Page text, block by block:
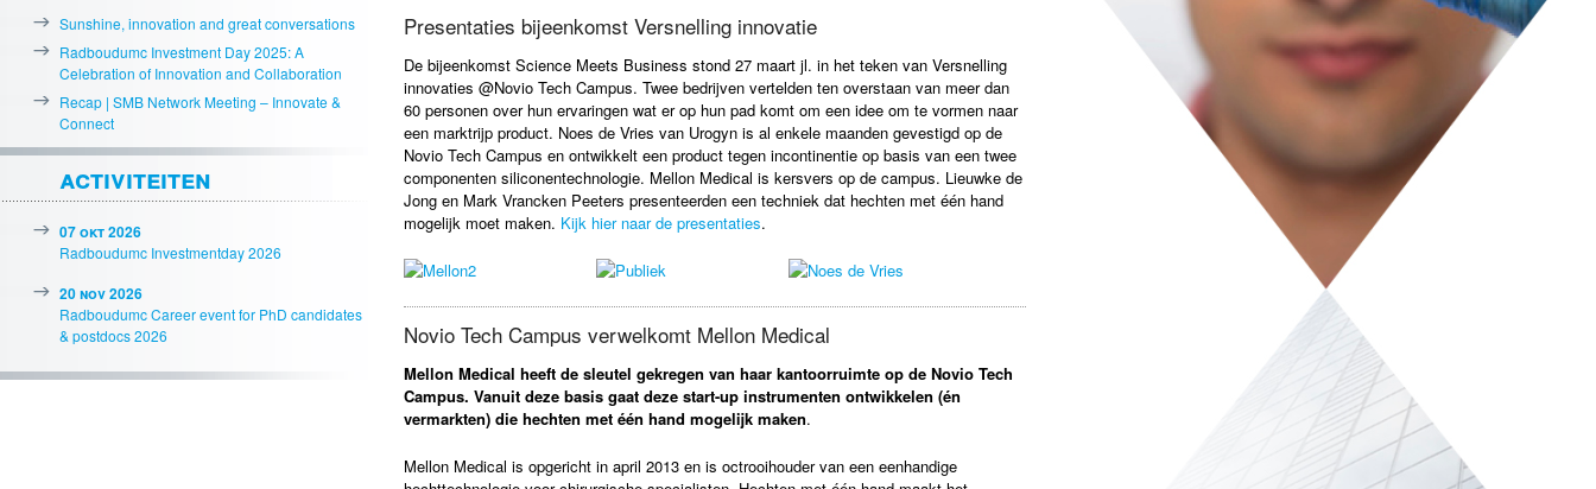
inhoud
inhoud
Presentaties bijeenkomst Versnelling innovatie
De bijeenkomst Science Meets Business stond 27 maart jl. in het teken van Versnelling
innovaties @Novio Tech Campus. Twee bedrijven vertelden ten overstaan van meer dan
60 personen over hun ervaringen wat er op hun pad komt om een idee om te vormen naar
een marktrijp product. Noes de Vries van Urogyn is al enkele maanden gevestigd op de
Novio Tech Campus en ontwikkelt een product tegen incontinentie op basis van een twee
componenten siliconentechnologie. Mellon Medical is kersvers op de campus. Lieuwke de
Jong en Mark Vrancken Peeters presenteerden een techniek dat hechten met één hand
mogelijk moet maken. Kijk hier naar de presentaties.
Novio Tech Campus verwelkomt Mellon Medical
Mellon Medical heeft de sleutel gekregen van haar kantoorruimte op de Novio Tech
Campus. Vanuit deze basis gaat deze start-up instrumenten ontwikkelen (én
vermarkten) die hechten met één hand mogelijk maken.
Mellon Medical is opgericht in april 2013 en is octrooihouder van een eenhandige
Sunshine, innovation and great conversations
Radboudumc Investment Day 2025: A
Celebration of Innovation and Collaboration
Recap | SMB Network Meeting – Innovate &
Connect
activiteiten
07 okt 2026
Radboudumc Investmentday 2026
20 nov 2026
Radboudumc Career event for PhD candidates
& postdocs 2026